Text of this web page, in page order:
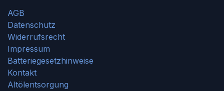
AGB
Datenschutz
Widerrufsrecht
Impressum
Batteriegesetzhinweise
Kontakt
Altölentsorgung